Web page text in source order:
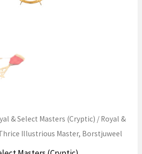
& Select Masters (Cryptic) / Royal &
Illustrious Master, Borstjuweel